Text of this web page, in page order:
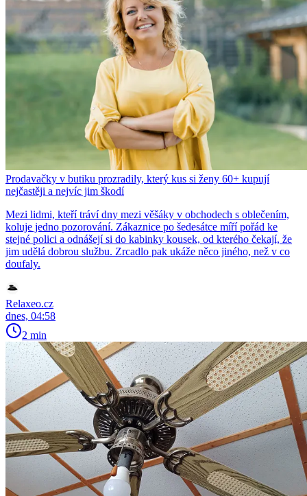
Prodavačky v butiku prozradily, který kus si ženy 60+ kupují
nejčastěji a nejvíc jim škodí
Mezi lidmi, kteří tráví dny mezi věšáky v obchodech s oblečením,
koluje jedno pozorování. Zákaznice po šedesátce míří pořád ke
stejné polici a odnášejí si do kabinky kousek, od kterého čekají, že
jim udělá dobrou službu. Zrcadlo pak ukáže něco jiného, než v co
doufaly.
Relaxeo.cz
dnes, 04:58
2 min